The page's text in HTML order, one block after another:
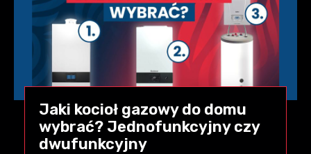
Jaki kocioł gazowy do domu
wybrać? Jednofunkcyjny czy
dwufunkcyjny